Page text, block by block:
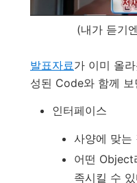
(내가 듣기
발표자료가 이미 올
성된 Code와 함께
인터페이스
사양에 맞는
어떤 Object
족시킬 수